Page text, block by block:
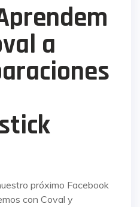
a
próximo Facebook
con Coval y